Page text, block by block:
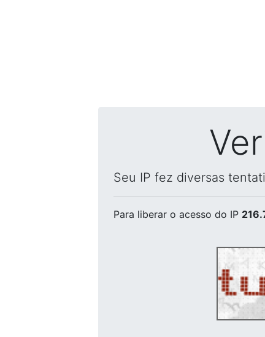
Seu IP fez diversas
Para liberar o acesso do IP